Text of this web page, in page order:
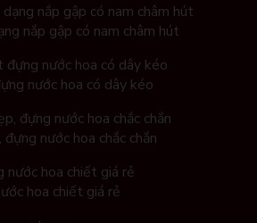
nắp gập có nam châm hút
nước hoa có dây kéo
nước hoa chắc chắn
hoa chiết giá rẻ